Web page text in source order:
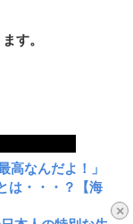
×
す。
高なんだよ！」
は・・・？【海